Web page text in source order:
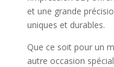
et une grande
uniques et durables.
Que ce soit pour un
autre occasion